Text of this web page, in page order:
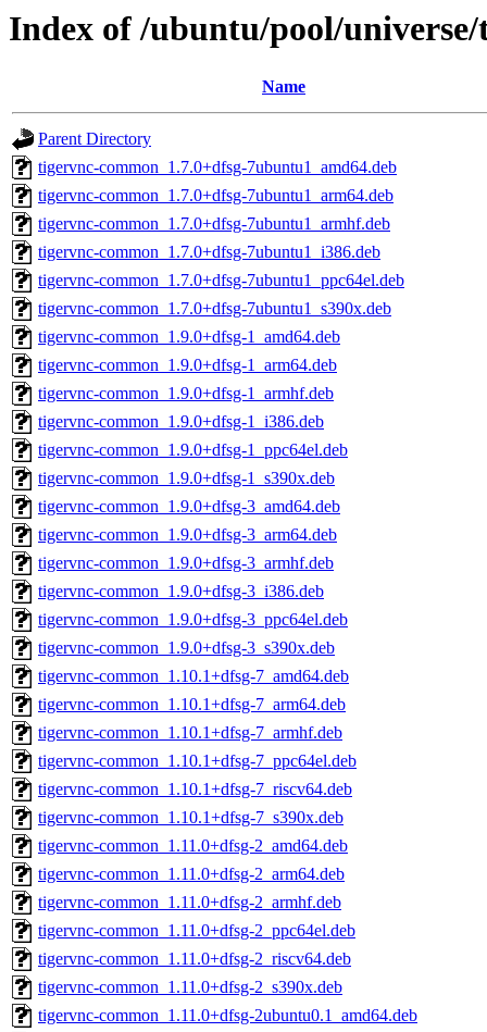
Index of /ubuntu/pool/
Name
Parent Directory
tigervnc-common_1.7.0+dfsg-7ubuntu1_amd64.deb
tigervnc-common_1.7.0+dfsg-7ubuntu1_arm64.deb
tigervnc-common_1.7.0+dfsg-7ubuntu1_armhf.deb
tigervnc-common_1.7.0+dfsg-7ubuntu1_i386.deb
tigervnc-common_1.7.0+dfsg-7ubuntu1_ppc64el.deb
tigervnc-common_1.7.0+dfsg-7ubuntu1_s390x.deb
tigervnc-common_1.9.0+dfsg-1_amd64.deb
tigervnc-common_1.9.0+dfsg-1_arm64.deb
tigervnc-common_1.9.0+dfsg-1_armhf.deb
tigervnc-common_1.9.0+dfsg-1_i386.deb
tigervnc-common_1.9.0+dfsg-1_ppc64el.deb
tigervnc-common_1.9.0+dfsg-1_s390x.deb
tigervnc-common_1.9.0+dfsg-3_amd64.deb
tigervnc-common_1.9.0+dfsg-3_arm64.deb
tigervnc-common_1.9.0+dfsg-3_armhf.deb
tigervnc-common_1.9.0+dfsg-3_i386.deb
tigervnc-common_1.9.0+dfsg-3_ppc64el.deb
tigervnc-common_1.9.0+dfsg-3_s390x.deb
tigervnc-common_1.10.1+dfsg-7_amd64.deb
tigervnc-common_1.10.1+dfsg-7_arm64.deb
tigervnc-common_1.10.1+dfsg-7_armhf.deb
tigervnc-common_1.10.1+dfsg-7_ppc64el.deb
tigervnc-common_1.10.1+dfsg-7_riscv64.deb
tigervnc-common_1.10.1+dfsg-7_s390x.deb
tigervnc-common_1.11.0+dfsg-2_amd64.deb
tigervnc-common_1.11.0+dfsg-2_arm64.deb
tigervnc-common_1.11.0+dfsg-2_armhf.deb
tigervnc-common_1.11.0+dfsg-2_ppc64el.deb
tigervnc-common_1.11.0+dfsg-2_riscv64.deb
tigervnc-common_1.11.0+dfsg-2_s390x.deb
tigervnc-common_1.11.0+dfsg-2ubuntu0.1_amd64.deb